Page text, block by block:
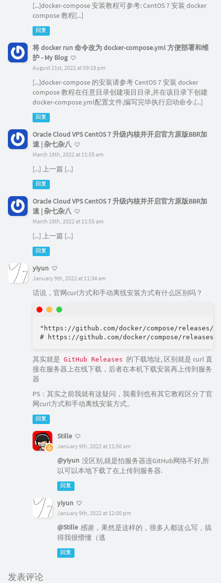
[...]docker-compose 安装教程可参考: CentOS 7 安装 docker
compose 教程[...]
回复
将 docker run 命令改为 docker-compose.yml 方便部署和维
护 - My Blog
August 21st, 2022 at 09:18 pm
[...]docker-compose 的安装请参考 CentOS 7 安装 docker
compose 教程在任意目录创建项目目录,并在该目录下创建
docker-compose.yml配置文件,编写完毕执行启动命令.[...]
回复
Oracle Cloud VPS CentOS 7 升级内核并开启官方原版BBR加
速 | 杂七杂八
March 18th, 2022 at 11:55 am
[...] 上一篇 [...]
回复
Oracle Cloud VPS CentOS 7 升级内核并开启官方原版BBR加
速 | 杂七杂八
March 18th, 2022 at 11:55 am
[...] 上一篇 [...]
回复
yiyun
January 9th, 2022 at 11:34 am
话说，官网curl方式和手动离线安装方式有什么区别吗？
"https://github.com/docker/compose/releases/
# https://github.com/docker/compose/releases/
其实就是 GitHub Releases 的下载地址, 区别就是 curl 直
接在服务器上在线下载，后者在本机下载安装再上传到服务
器
PS：其实之前我就有这疑问，我看到也有其它教程区分了官
网curl方式和手动离线安装方式。
回复
Stille
January 9th, 2022 at 11:56 am
@yiyun 没区别,就是怕服务器连GitHub网络不好,所
以可以本地下载了在上传到服务器.
回复
yiyun
January 9th, 2022 at 12:00 pm
@Stille 感谢，果然是这样的，很多人都这么写，搞
得我很懵懂（逃
回复
发表评论